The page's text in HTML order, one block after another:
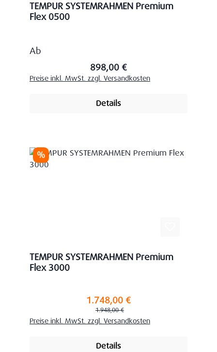
TEMPUR SYSTEMRAHMEN Premium
Flex 0500
Regulärer Preis:
Ab
898,00 €
Preise inkl. MwSt. zzgl. Versandkosten
Details
Rabatt
%
TEMPUR SYSTEMRAHMEN Premium
Flex 3000
Verkaufspreis:1.748,00 €
Regulärer Preis:
1.948,00 €
Preise inkl. MwSt. zzgl. Versandkosten
Details